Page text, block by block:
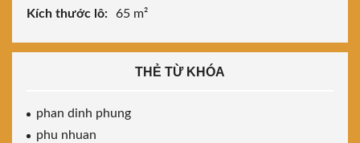
Kích thước lô:
65 m²
THẺ TỪ KHÓA
phan dinh phung
phu nhuan